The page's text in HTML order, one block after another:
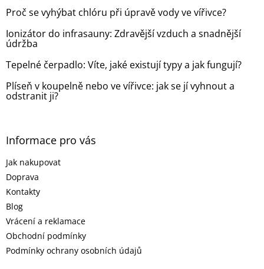
Proč se vyhýbat chlóru při úpravě vody ve vířivce?
Ionizátor do infrasauny: Zdravější vzduch a snadnější
údržba
Tepelné čerpadlo: Víte, jaké existují typy a jak fungují?
Plíseň v koupelně nebo ve vířivce: jak se jí vyhnout a
odstranit ji?
Informace pro vás
Jak nakupovat
Doprava
Kontakty
Blog
Vrácení a reklamace
Obchodní podmínky
Podmínky ochrany osobních údajů